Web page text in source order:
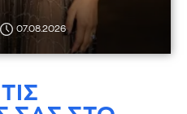
07.08.2026